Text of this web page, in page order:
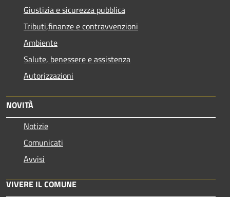
Giustizia e sicurezza pubblica
Tributi,finanze e contravvenzioni
Ambiente
Salute, benessere e assistenza
Autorizzazioni
NOVITÀ
Notizie
Comunicati
Avvisi
VIVERE IL COMUNE